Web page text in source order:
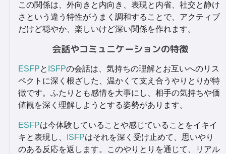
この関係は、外向きと内向き、表現と内省、社交と静け
さという違う特性がうまく調和することで、アクティブ
だけど穏やか、楽しいけど深い関係を作れます。
会話やコミュニケーションの特徴
ESFPと ISFPの会話は、気持ちの理解とお互いへのリス
ペクトに深く根ざした、温かくて支え合うやりとりが特
徴です。ふたりとも感情を大事にし、相手の気持ちや価
値観を深く理解しようとする姿勢があります。
ESFPは今体験していることや感じていることをイキイ
キと表現し、
ISFPはそれを深く受け止めて、思いやり
のある反応を返します。このやりとりを通じて、リアル